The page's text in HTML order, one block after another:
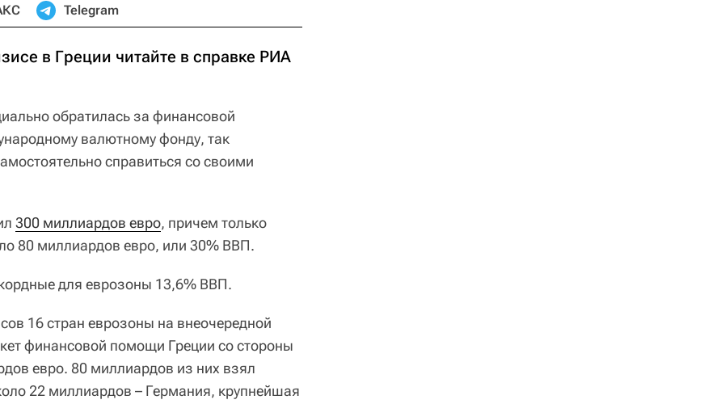
Telegram
в Греции читайте в справке РИА
обратилась за финансовой
валютному фонду, так
справиться со своими
300 миллиардов евро, причем только
80 миллиардов евро, или 30% ВВП.
для еврозоны 13,6% ВВП.
16 стран еврозоны на внеочередной
финансовой помощи Греции со стороны
евро. 80 миллиардов из них взял
22 миллиардов – Германия, крупнейшая